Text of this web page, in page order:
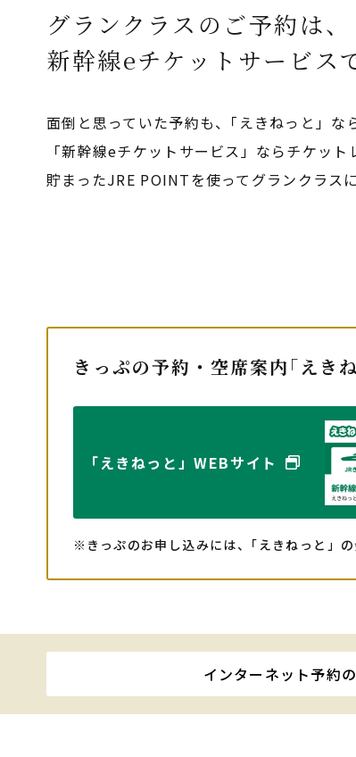
グランクラスのご予約は、
新幹線eチケットサービス
面倒と思っていた予約も、｢えきねっと」な
「新幹線eチケットサービス」ならチケット
貯まったJRE POINTを使ってグランクラス
きっぷの予約・空席案内｢えきね
｢えきねっと」WEBサイト
※きっぷのお申し込みには、｢えきねっと」の
インターネット予約